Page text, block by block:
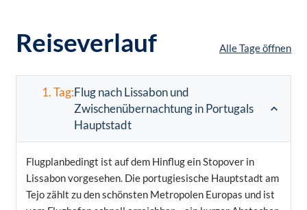
Reiseverlauf Alle Tage öffnen
1. Tag:Flug nach Lissabon und
Zwischenübernachtung in Portugals
Hauptstadt
Flugplanbedingt ist auf dem Hinflug ein Stopover in
Lissabon vorgesehen. Die portugiesische Hauptstadt am
Tejo zählt zu den schönsten Metropolen Europas und ist